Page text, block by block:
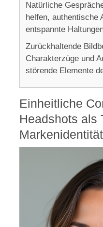
Natürliche
helfen, authentische
entspannte
Zurückhaltende
Charakterzüge und
störende Elemente
Einheitliche
Headshots als
Markenidentität